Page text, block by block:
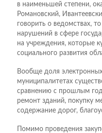
в наименьшей степени,
Романовский,
говорить о ведомствах,
нарушений в сфере
на учреждения, которые
социального развития
Вообще доля
муниципалитетах
сравнению с прошлым
ремонт зданий, покупку
содержание дорог,
Помимо проведения